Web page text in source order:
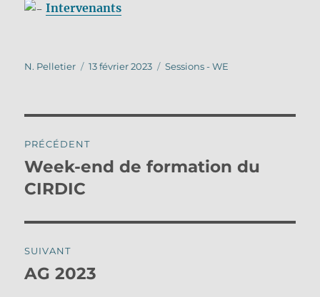
Intervenants
Auteur
N. Pelletier
Publié
13 février 2023 Catégories
Sessions - WE
de
l’article
PRÉCÉDENT
Publication
précédente :
Week-end de formation du
CIRDIC
SUIVANT
Publication
AG 2023